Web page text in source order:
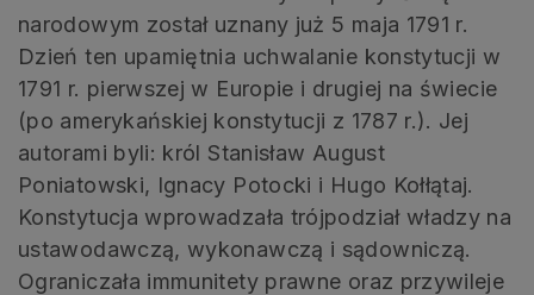
narodowym został uznany już 5 maja 1791 r.
Dzień ten upamiętnia uchwalanie konstytucji w
1791 r. pierwszej w Europie i drugiej na świecie
(po amerykańskiej konstytucji z 1787 r.). Jej
autorami byli: król Stanisław August
Poniatowski, Ignacy Potocki i Hugo Kołłątaj.
Konstytucja wprowadzała trójpodział władzy na
ustawodawczą, wykonawczą i sądowniczą.
Ograniczała immunitety prawne oraz przywileje